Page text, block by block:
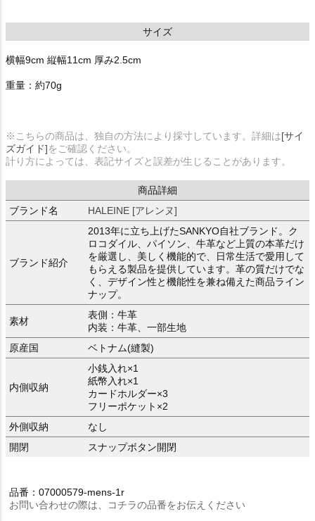
サイズ
横幅9cm 縦幅11cm 厚み2.5cm
重量：約70g
※こちらの商品は、独自の方法により採寸しています。詳細は[サイ
ズガイド]をご確認ください。
計り方によっては、表記サイズと誤差が生じることがあります。
商品詳細
ブランド名
HALEINE [アレンヌ]
ブランド紹介
2013年に立ち上げたSANKYO自社ブランド。ク
ロコダイル、パイソン、牛革など上質の本革だけ
を厳選し、美しく機能的で、日常生活で愛用して
もらえる製品を提供しています。革の質だけでな
く、デザイン性と機能性を兼ね備えた商品ライン
ナップ。
素材
表側：牛革
内装：牛革、一部生地
原産国
ベトナム(縫製)
内側収納
小銭入れ×1
紙幣入れ×1
カードホルダー×3
フリーポケット×2
外側収納
なし
開閉
スナップボタン開閉
品番：07000579-mens-1r
お問い合わせの際は、コチラの品番をお伝えください